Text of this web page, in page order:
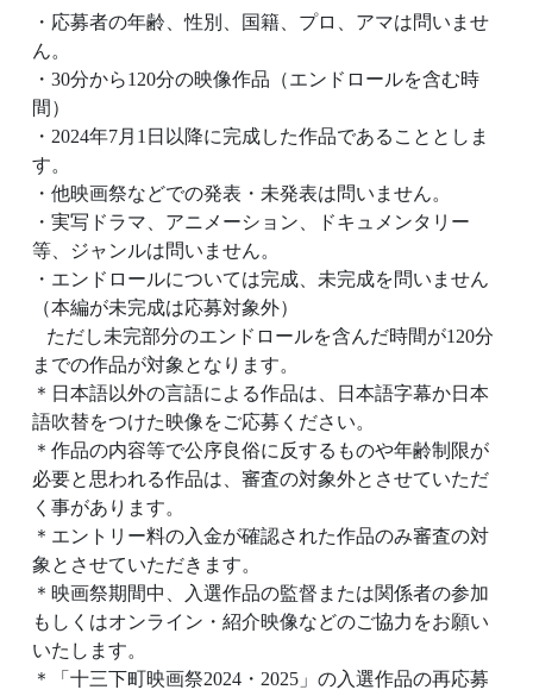
・応募者の年齢、性別、国籍、プロ、アマは問いませ
ん。
・30分から120分の映像作品（エンドロールを含む時
間）
・2024年7月1日以降に完成した作品であることとしま
す。
・他映画祭などでの発表・未発表は問いません。
・実写ドラマ、アニメーション、ドキュメンタリー
等、ジャンルは問いません。
・エンドロールについては完成、未完成を問いません
（本編が未完成は応募対象外）
ただし未完部分のエンドロールを含んだ時間が120分
までの作品が対象となります。
＊日本語以外の言語による作品は、日本語字幕か日本
語吹替をつけた映像をご応募ください。
＊作品の内容等で公序良俗に反するものや年齢制限が
必要と思われる作品は、審査の対象外とさせていただ
く事があります。
＊エントリー料の入金が確認された作品のみ審査の対
象とさせていただきます。
＊映画祭期間中、入選作品の監督または関係者の参加
もしくはオンライン・紹介映像などのご協力をお願い
いたします。
＊「十三下町映画祭2024・2025」の入選作品の再応募